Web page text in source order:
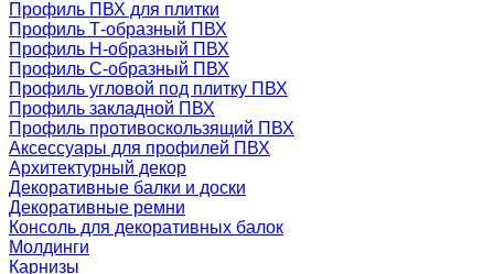
Профиль ПВХ для плитки
Профиль Т-образный ПВХ
Профиль H-образный ПВХ
Профиль C-образный ПВХ
Профиль угловой под плитку ПВХ
Профиль закладной ПВХ
Профиль противоскользящий ПВХ
Аксессуары для профилей ПВХ
Архитектурный декор
Декоративные балки и доски
Декоративные ремни
Консоль для декоративных балок
Молдинги
Карнизы